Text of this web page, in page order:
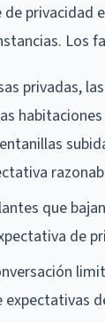
privacidad
Los
privadas,
que
de
expectativas